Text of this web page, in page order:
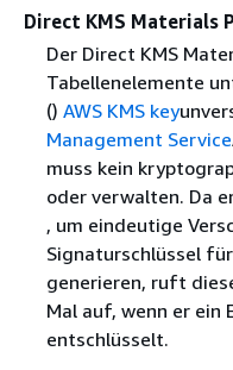
Direct KMS Materials
Der Direct KMS
Tabellenelemente
() AWS KMS key
Management Service
muss kein
oder verwalten. Da
, um eindeutige
Signaturschlüssel
generieren, ruft
Mal auf, wenn er ein
entschlüsselt.